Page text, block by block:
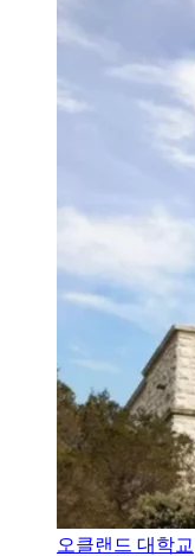
오클랜드 대학교
유학 후 이민